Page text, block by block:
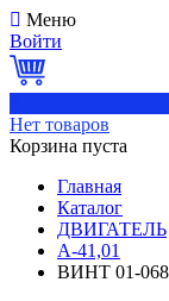
Меню
Войти
Нет товаров
Корзина пуста
Главная
Каталог
ДВИГАТЕЛЬ
А-41,01
ВИНТ 01-